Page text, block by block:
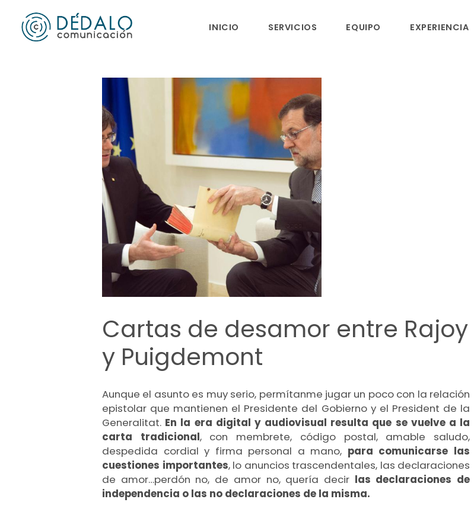
INICIO SERVICIOS EQUIPO EXPERIENCIA
Cartas de desamor entre Rajoy
y Puigdemont
Aunque el asunto es muy serio, permítanme jugar un poco con la relación
epistolar que mantienen el Presidente del Gobierno y el President de la
Generalitat. En la era digital y audiovisual resulta que se vuelve a la
carta tradicional, con membrete, código postal, amable saludo,
despedida cordial y firma personal a mano, para comunicarse las
cuestiones importantes, lo anuncios trascendentales, las declaraciones
de amor…perdón no, de amor no, quería decir las declaraciones de
independencia o las no declaraciones de la misma.